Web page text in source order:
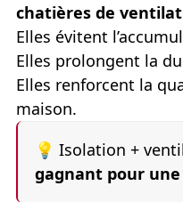
chatières de
Elles évitent
Elles prolongent la
Elles renforcent la
maison.
💡 Isolation +
gagnant pour